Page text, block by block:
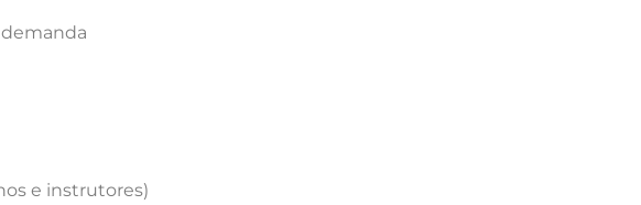
demanda
e instrutores)